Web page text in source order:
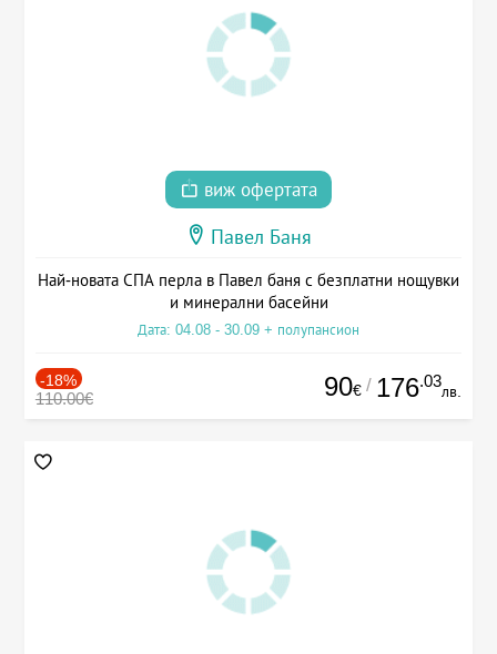
виж офертата
Павел Баня
Най-новата СПА перла в Павел баня с безплатни нощувки
и минерални басейни
Дата: 04.08 - 30.09 + полупансион
-18%
110.00€ 90€ / 176.03
лв.